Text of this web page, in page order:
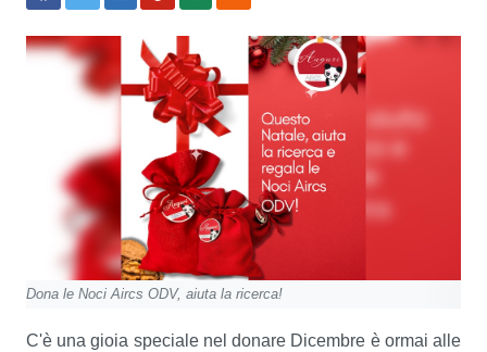
Dona le Noci Aircs ODV, aiuta la ricerca!
C'è una gioia speciale nel donare ️Dicembre è ormai alle